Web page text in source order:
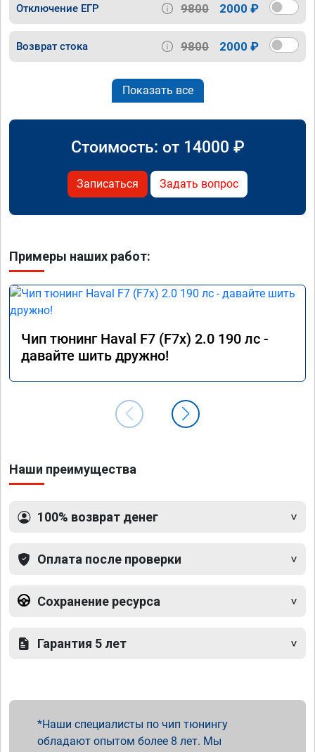
Отключение ЕГР 9800 2000 ₽
Возврат стока 9800 2000 ₽
Показать все
Стоимость: от 14000 ₽
Записаться Задать вопрос
Примеры наших работ:
Чип тюнинг Haval F7 (F7x) 2.0 190 лс -
давайте шить дружно!
Наши преимущества
100% возврат денег
Оплата после проверки
Сохранение ресурса
Гарантия 5 лет
Наши специалисты по чип тюнингу
обладают опытом более 8 лет. Мы